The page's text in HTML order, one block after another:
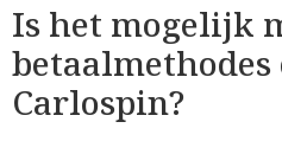
Is het mogelijk
Carlospin?